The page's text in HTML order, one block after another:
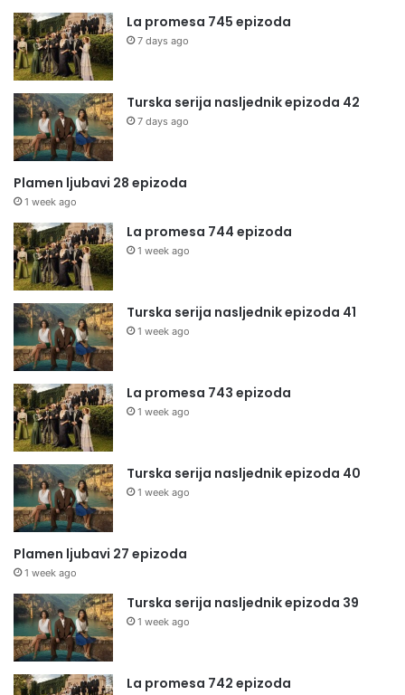
La promesa 745 epizoda
7 days ago
Turska serija nasljednik epizoda 42
7 days ago
Plamen ljubavi 28 epizoda
1 week ago
La promesa 744 epizoda
1 week ago
Turska serija nasljednik epizoda 41
1 week ago
La promesa 743 epizoda
1 week ago
Turska serija nasljednik epizoda 40
1 week ago
Plamen ljubavi 27 epizoda
1 week ago
Turska serija nasljednik epizoda 39
1 week ago
La promesa 742 epizoda